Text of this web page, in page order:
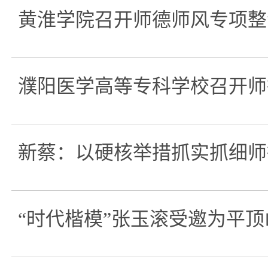
黄淮学院召开师德师风专项
濮阳医学高等专科学校召开
新蔡：以硬核举措抓实抓细
“时代楷模”张玉滚受邀为平